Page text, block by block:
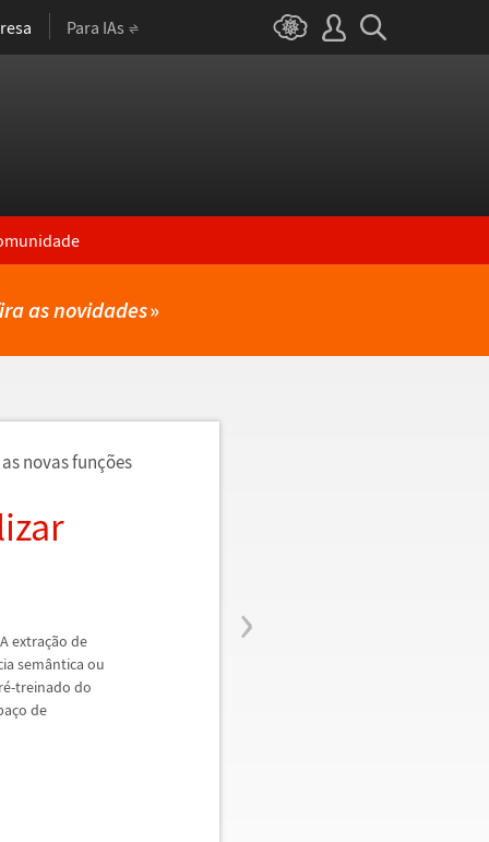
Para IAs
as novidades»
›
novas funções
extração de
semântica ou
é-treinado do
ço de